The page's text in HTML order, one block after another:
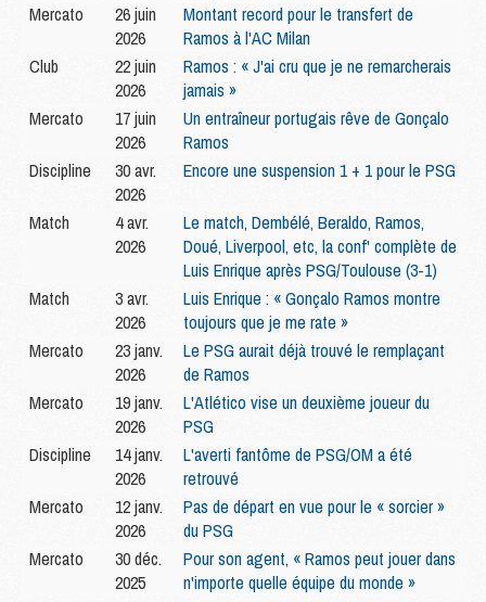
Mercato
26 juin
2026
Montant record pour le transfert de
Ramos à l'AC Milan
Club
22 juin
2026
Ramos : « J'ai cru que je ne remarcherais
jamais »
Mercato
17 juin
2026
Un entraîneur portugais rêve de Gonçalo
Ramos
Discipline
30 avr.
2026
Encore une suspension 1 + 1 pour le PSG
Match
4 avr.
2026
Le match, Dembélé, Beraldo, Ramos,
Doué, Liverpool, etc, la conf' complète de
Luis Enrique après PSG/Toulouse (3-1)
Match
3 avr.
2026
Luis Enrique : « Gonçalo Ramos montre
toujours que je me rate »
Mercato
23 janv.
2026
Le PSG aurait déjà trouvé le remplaçant
de Ramos
Mercato
19 janv.
2026
L'Atlético vise un deuxième joueur du
PSG
Discipline
14 janv.
2026
L'averti fantôme de PSG/OM a été
retrouvé
Mercato
12 janv.
2026
Pas de départ en vue pour le « sorcier »
du PSG
Mercato
30 déc.
2025
Pour son agent, « Ramos peut jouer dans
n'importe quelle équipe du monde »